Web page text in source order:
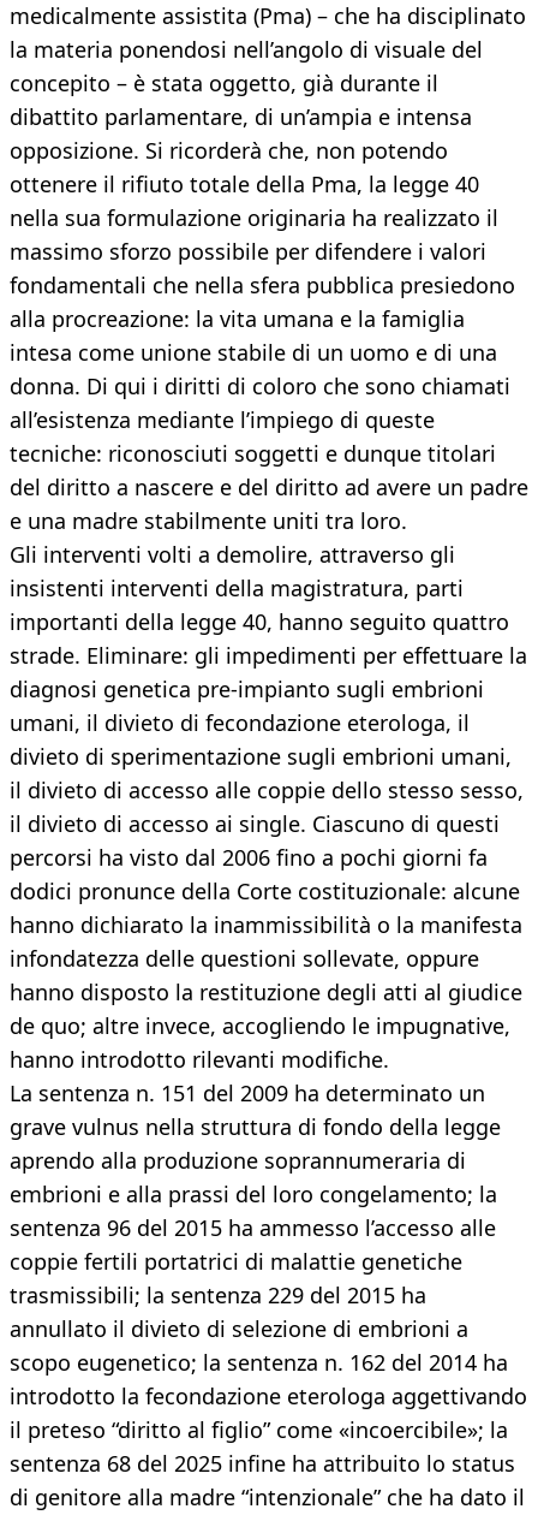
medicalmente assistita (Pma) – che ha disciplinato
la materia ponendosi nell’angolo di visuale del
concepito – è stata oggetto, già durante il
dibattito parlamentare, di un’ampia e intensa
opposizione. Si ricorderà che, non potendo
ottenere il rifiuto totale della Pma, la legge 40
nella sua formulazione originaria ha realizzato il
massimo sforzo possibile per difendere i valori
fondamentali che nella sfera pubblica presiedono
alla procreazione: la vita umana e la famiglia
intesa come unione stabile di un uomo e di una
donna. Di qui i diritti di coloro che sono chiamati
all’esistenza mediante l’impiego di queste
tecniche: riconosciuti soggetti e dunque titolari
del diritto a nascere e del diritto ad avere un padre
e una madre stabilmente uniti tra loro.
Gli interventi volti a demolire, attraverso gli
insistenti interventi della magistratura, parti
importanti della legge 40, hanno seguito quattro
strade. Eliminare: gli impedimenti per effettuare la
diagnosi genetica pre-impianto sugli embrioni
umani, il divieto di fecondazione eterologa, il
divieto di sperimentazione sugli embrioni umani,
il divieto di accesso alle coppie dello stesso sesso,
il divieto di accesso ai single. Ciascuno di questi
percorsi ha visto dal 2006 fino a pochi giorni fa
dodici pronunce della Corte costituzionale: alcune
hanno dichiarato la inammissibilità o la manifesta
infondatezza delle questioni sollevate, oppure
hanno disposto la restituzione degli atti al giudice
de quo; altre invece, accogliendo le impugnative,
hanno introdotto rilevanti modifiche.
La sentenza n. 151 del 2009 ha determinato un
grave vulnus nella struttura di fondo della legge
aprendo alla produzione soprannumeraria di
embrioni e alla prassi del loro congelamento; la
sentenza 96 del 2015 ha ammesso l’accesso alle
coppie fertili portatrici di malattie genetiche
trasmissibili; la sentenza 229 del 2015 ha
annullato il divieto di selezione di embrioni a
scopo eugenetico; la sentenza n. 162 del 2014 ha
introdotto la fecondazione eterologa aggettivando
il preteso “diritto al figlio” come «incoercibile»; la
sentenza 68 del 2025 infine ha attribuito lo status
di genitore alla madre “intenzionale” che ha dato il